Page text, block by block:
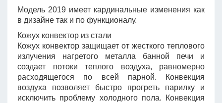
Модель 2019 имеет кардинальные изменения как
в дизайне так и по функционалу.
Кожух конвектор из стали
Кожух конвектор защищает от жесткого теплового
излучения нагретого металла банной печи и
создает потоки теплого воздуха, равномерно
расходящегося по всей парной. Конвекция
воздуха позволяет быстро прогреть парилку и
исключить проблему холодного пола. Конвекция